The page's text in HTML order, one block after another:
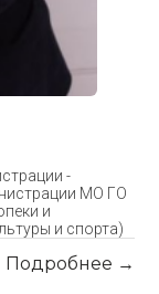
-
МО ГО
и
и спорта)
Подробнее →